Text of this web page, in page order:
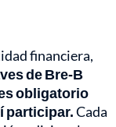
financiera,
de Bre-B
obligatorio
participar.Cada